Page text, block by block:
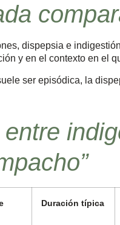
dispepsia e
y en el contexto en el
ser episódica, la
Duración típica